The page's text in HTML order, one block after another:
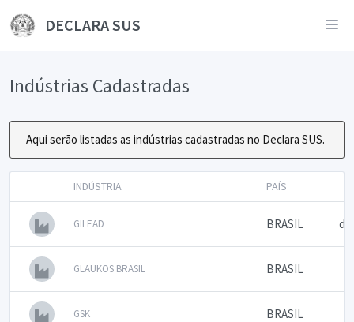
DECLARA SUS
Indústrias Cadastradas
Aqui serão listadas as indústrias cadastradas no Declara SUS.
INDÚSTRIA PAÍS
GILEAD BRASIL
GLAUKOS BRASIL BRASIL
GSK BRASIL